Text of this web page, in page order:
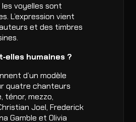
les voyelles sont
L’expression vient
et des timbres
humaines ?
d’un modèle
quatre chanteurs
ténor, mezzo,
Joel, Frederick
Gamble et Olivia